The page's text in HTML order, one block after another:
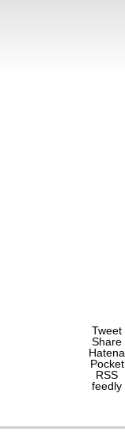
Tweet
Share
Hatena
Pocket
RSS
feedly